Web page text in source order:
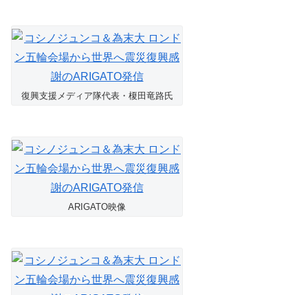
復興支援メディア隊代表・榎田竜路氏
ARIGATO映像